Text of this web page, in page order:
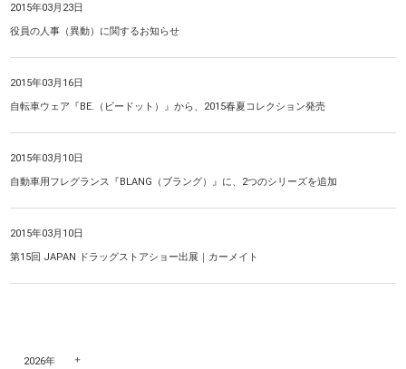
2015年03月23日
役員の人事（異動）に関するお知らせ
2015年03月16日
自転車ウェア『BE.（ビードット）』から、2015春夏コレクション発売
2015年03月10日
自動車用フレグランス『BLANG（ブラング）』に、2つのシリーズを追加
2015年03月10日
第15回 JAPAN ドラッグストアショー出展｜カーメイト
2026年